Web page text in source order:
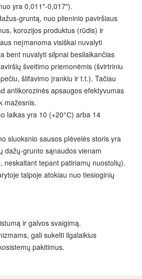
yra 0,011″-0,017″).
gruntą, nuo plieninio paviršiaus
korozijos produktus (rūdis) ir
neįmanoma visiškai nuvalyti
bent nuvalyti silpnai besilaikančias
šveitimo priemonėmis (švirtriniu
šlifavimo įrankiu ir t.t.). Tačiau
antikorozinės apsaugos efektyvumas
mažesnis.
laikas yra 10 (+20°С) arba 14
sluoksnio sausos plėvelės storis yra
dažų-grunto sąnaudos vienam
neskaitant tepant patiriamų nuostolių).
talpoje atokiau nuo tiesioginių
ir galvos svaigimą.
gali sukelti ilgalaikius
pakitimus.